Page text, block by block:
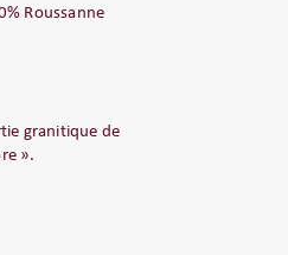
Roussanne
granitique de
».